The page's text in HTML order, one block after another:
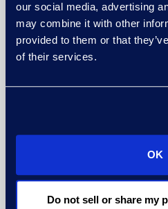
our social media, advertising
may combine it with other
provided to them or that
of their services.
OK
Do not sell or share my
de e-mails,
PDFs.
Identifique
copiados ou
conexões de
externos,
ou
pessoais, e